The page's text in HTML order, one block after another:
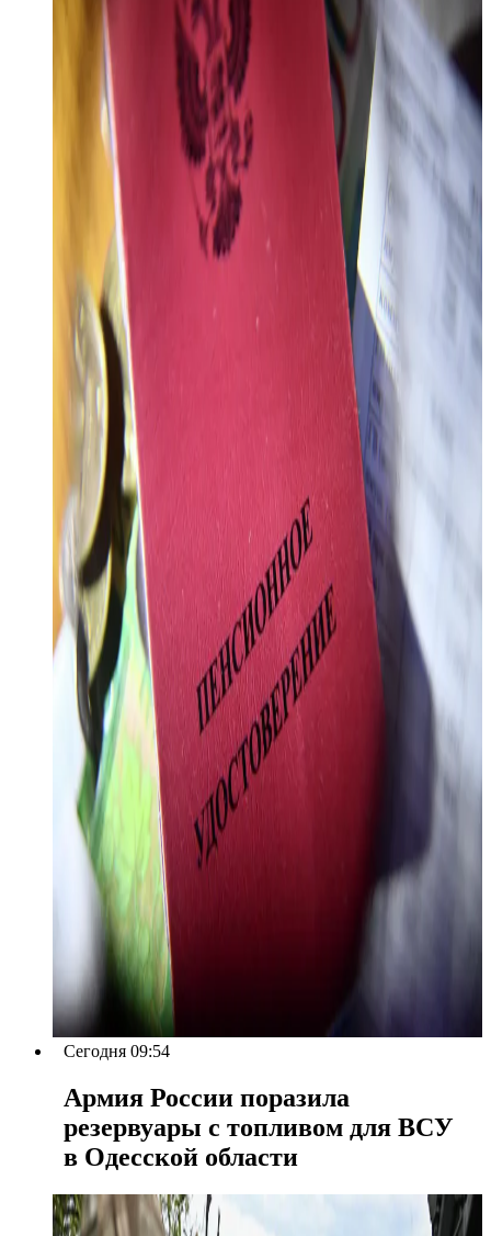
Сегодня 09:54
Армия России поразила
резервуары с топливом для ВСУ
в Одесской области